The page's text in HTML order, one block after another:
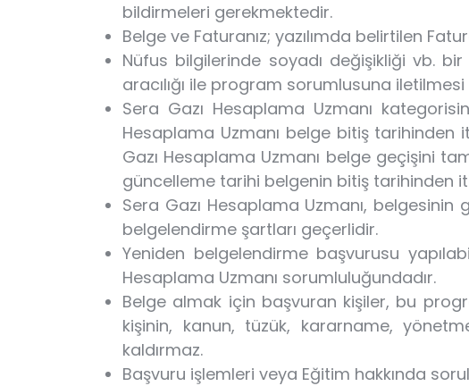
bildirmeleri gerekmektedir.
Belge ve Faturanız; yazılımda belirtilen
Nüfus bilgilerinde soyadı değişikliği vb.
aracılığı ile program sorumlusuna
Sera Gazı Hesaplama Uzmanı
Hesaplama Uzmanı belge bitiş tarihinden
Gazı Hesaplama Uzmanı belge geçişini
güncelleme tarihi belgenin bitiş tarihinden
Sera Gazı Hesaplama Uzmanı,
belgelendirme şartları geçerlidir.
Yeniden belgelendirme başvurusu
Hesaplama Uzmanı sorumluluğundadır.
Belge almak için başvuran kişiler, bu
kişinin, kanun, tüzük, kararname,
kaldırmaz.
Başvuru işlemleri veya Eğitim hakkında